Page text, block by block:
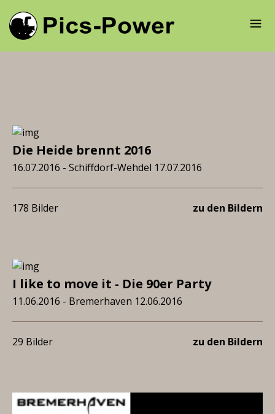
Die Heide brennt 2016
16.07.2016 - Schiffdorf-Wehdel 17.07.2016
178 Bilder zu den Bildern
I like to move it - Die 90er Party
11.06.2016 - Bremerhaven 12.06.2016
29 Bilder zu den Bildern